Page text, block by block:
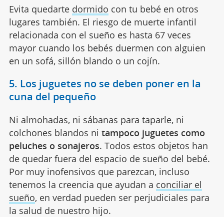
Evita quedarte dormido con tu bebé en otros
lugares también. El riesgo de muerte infantil
relacionada con el sueño es hasta 67 veces
mayor cuando los bebés duermen con alguien
en un sofá, sillón blando o un cojín.
5. Los juguetes no se deben poner en la
cuna del pequeño
Ni almohadas, ni sábanas para taparle, ni
colchones blandos ni tampoco juguetes como
peluches o sonajeros. Todos estos objetos han
de quedar fuera del espacio de sueño del bebé.
Por muy inofensivos que parezcan, incluso
tenemos la creencia que ayudan a conciliar el
sueño, en verdad pueden ser perjudiciales para
la salud de nuestro hijo.